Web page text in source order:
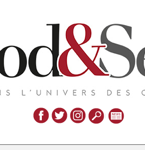
Aller